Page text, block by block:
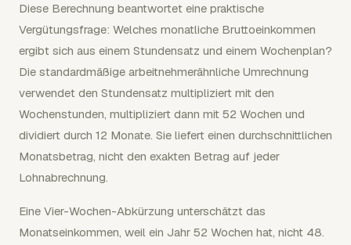
Diese Berechnung beantwortet eine praktische
Vergütungsfrage: Welches monatliche Bruttoeinkommen
ergibt sich aus einem Stundensatz und einem Wochenplan?
Die standardmäßige arbeitnehmerähnliche Umrechnung
verwendet den Stundensatz multipliziert mit den
Wochenstunden, multipliziert dann mit 52 Wochen und
dividiert durch 12 Monate. Sie liefert einen durchschnittlichen
Monatsbetrag, nicht den exakten Betrag auf jeder
Lohnabrechnung.
Eine Vier-Wochen-Abkürzung unterschätzt das
Monatseinkommen, weil ein Jahr 52 Wochen hat, nicht 48.